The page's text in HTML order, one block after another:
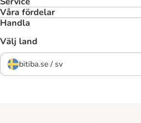
Våra fördelar
Handla
Välj land
bitiba.se / sv